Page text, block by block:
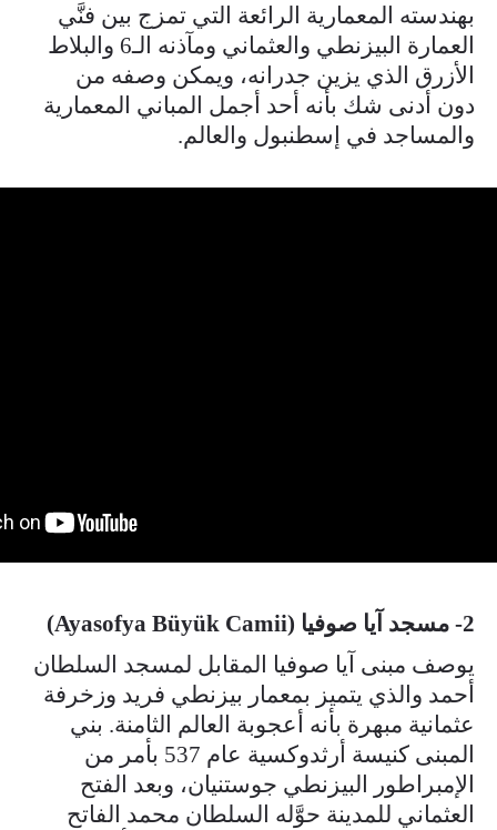
بهندسته المعمارية الرائعة التي تمزج بين فنَّي
العمارة البيزنطي والعثماني ومآذنه الـ6 والبلاط
الأزرق الذي يزين جدرانه، ويمكن وصفه من
دون أدنى شك بأنه أحد أجمل المباني المعمارية
والمساجد في إسطنبول والعالم.
2- مسجد آيا صوفيا (Ayasofya Büyük Camii)
يوصف مبنى آيا صوفيا المقابل لمسجد السلطان
أحمد والذي يتميز بمعمار بيزنطي فريد وزخرفة
عثمانية مبهرة بأنه أعجوبة العالم الثامنة. بني
المبنى كنيسة أرثدوكسية عام 537 بأمر من
الإمبراطور البيزنطي جوستنيان، وبعد الفتح
العثماني للمدينة حوَّله السلطان محمد الفاتح